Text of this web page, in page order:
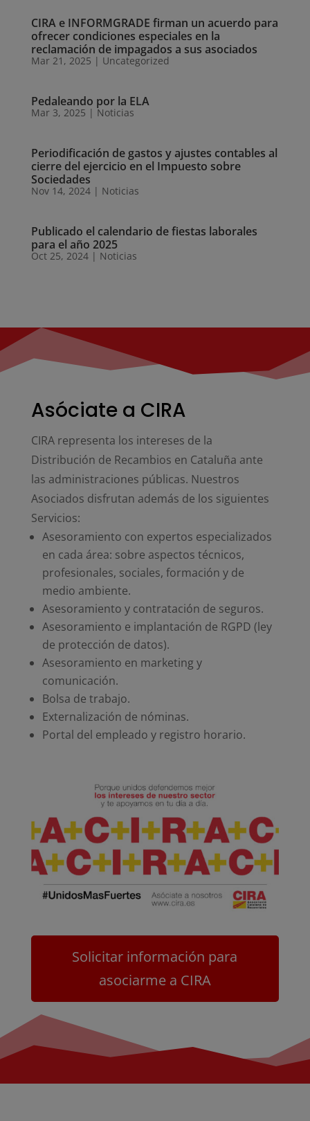
CIRA e INFORMGRADE firman un acuerdo para
ofrecer condiciones especiales en la
reclamación de impagados a sus asociados
Mar 21, 2025 | Uncategorized
Pedaleando por la ELA
Mar 3, 2025 | Noticias
Periodificación de gastos y ajustes contables al
cierre del ejercicio en el Impuesto sobre
Sociedades
Nov 14, 2024| Noticias
Publicado el calendario de fiestas laborales
para el año 2025
Oct 25, 2024| Noticias
Asóciate a CIRA
CIRA representa los intereses de la
Distribución de Recambios en Cataluña ante
las administraciones públicas. Nuestros
Asociados disfrutan además de los siguientes
Servicios:
Asesoramiento con expertos especializados
en cada área: sobre aspectos técnicos,
profesionales, sociales, formación y de
medio ambiente.
Asesoramiento y contratación de seguros.
Asesoramiento e implantación de RGPD (ley
de protección de datos).
Asesoramiento en marketing y
comunicación.
Bolsa de trabajo.
Externalización de nóminas.
Portal del empleado y registro horario.
Solicitar información para
asociarme a CIRA